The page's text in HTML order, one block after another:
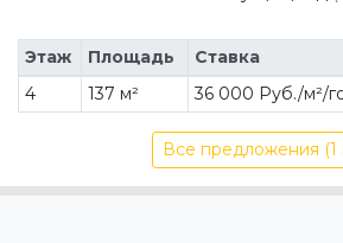
Все предложения (1